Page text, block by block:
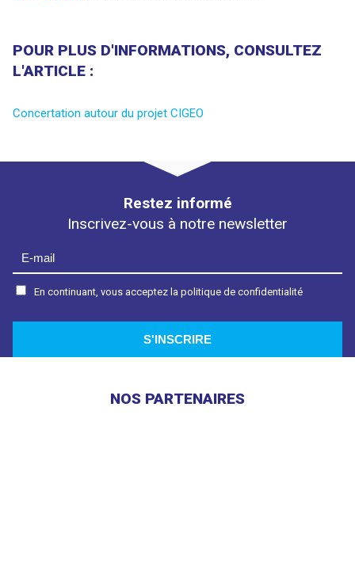
POUR PLUS D'INFORMATIONS, CONSULTEZ
L'ARTICLE :
Concertation autour du projet CIGEO
Restez informé
Inscrivez-vous à notre newsletter
En continuant, vous acceptez la politique de confidentialité
NOS PARTENAIRES